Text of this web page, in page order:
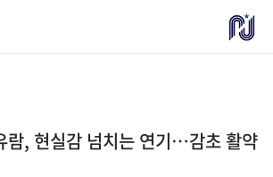
람, 현실감 넘치는 연기…감초 활약